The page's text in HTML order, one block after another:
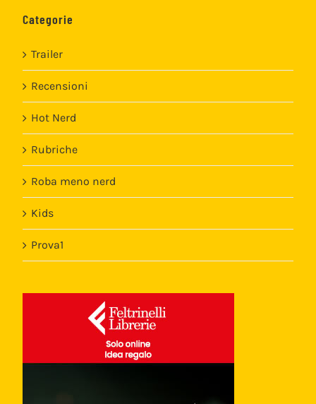
Categorie
Trailer
Recensioni
Hot Nerd
Rubriche
Roba meno nerd
Kids
Prova1